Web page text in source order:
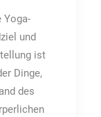
Yoga-
und
ist
Dinge,
des